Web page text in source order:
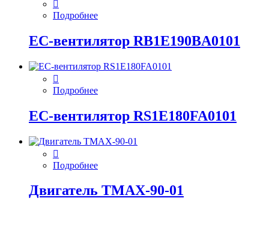
Подробнее
EC-вентилятор RB1E190BA0101
Подробнее
EC-вентилятор RS1E180FA0101
Подробнее
Двигатель ТМАХ-90-01